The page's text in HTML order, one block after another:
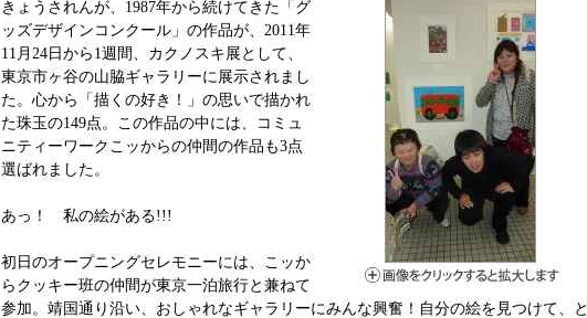
きょうされんが、1987年から続けてきた「グ
ッズデザインコンクール」の作品が、2011年
11月24日から1週間、カクノスキ展として、
東京市ヶ谷の山脇ギャラリーに展示されまし
た。心から「描くの好き！」の思いで描かれ
た珠玉の149点。この作品の中には、コミュ
ニティーワークこッからの仲間の作品も3点
選ばれました。
あっ！ 私の絵がある!!!
初日のオープニングセレモニーには、こッか
らクッキー班の仲間が東京一泊旅行と兼ねて
参加。靖国通り沿い、おしゃれなギャラリーにみんな興奮！自分の絵を見つけて、と